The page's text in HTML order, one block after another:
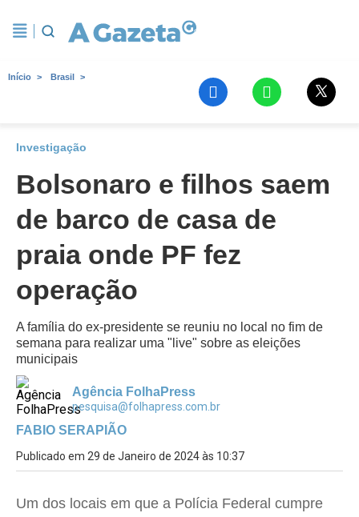
Início Brasil
Investigação
Bolsonaro e filhos saem
de barco de casa de
praia onde PF fez
operação
A família do ex-presidente se reuniu no local no fim de
semana para realizar uma "live" sobre as eleições
municipais
Agência FolhaPress
pesquisa@folhapress.com.br
FABIO SERAPIÃO
Publicado em 29 de Janeiro de 2024 às 10:37
Um dos locais em que a Polícia Federal cumpre